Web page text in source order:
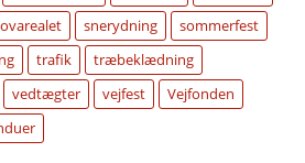
snerydning
sommerfest
trafik
træbeklædning
vedtægter vejfest
Vejfonden